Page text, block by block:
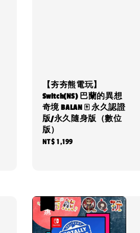
【夯夯熊電玩】
Switch(NS) 巴蘭的異想
奇境 BALAN 🀄 永久認證
版/永久隨身版（數位
版）
Regular
NT$ 1,199